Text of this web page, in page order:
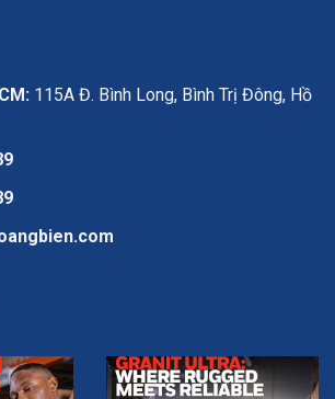
115A Đ. Bình Long, Bình Trị Đông, Hồ